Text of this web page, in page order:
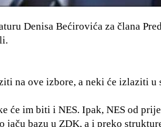
Denisa Bećirovića za člana
na ove izbore, a neki će izlaziti u
će im biti i NES. Ipak, NES od
jaču bazu u ZDK, a i preko